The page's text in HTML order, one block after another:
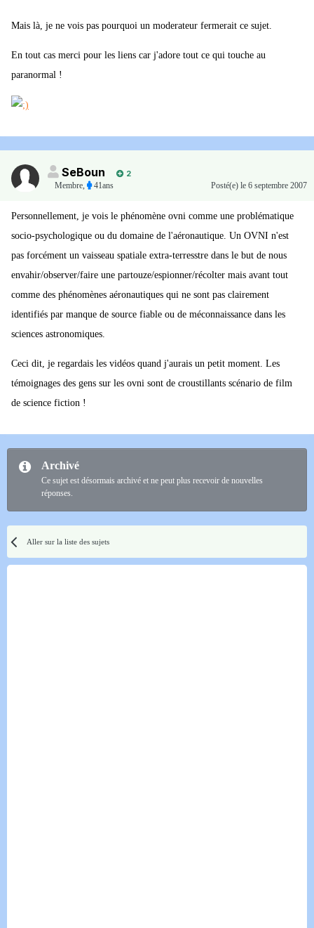
Mais là, je ne vois pas pourquoi un moderateur fermerait ce sujet.
En tout cas merci pour les liens car j'adore tout ce qui touche au
paranormal !
SeBoun
2
Membre, 41ans Posté(e) le 6 septembre 2007
Personnellement, je vois le phénomène ovni comme une problématique
socio-psychologique ou du domaine de l'aéronautique. Un OVNI n'est
pas forcément un vaisseau spatiale extra-terresstre dans le but de nous
envahir/observer/faire une partouze/espionner/récolter mais avant tout
comme des phénomènes aéronautiques qui ne sont pas clairement
identifiés par manque de source fiable ou de méconnaissance dans les
sciences astronomiques.
Ceci dit, je regardais les vidéos quand j'aurais un petit moment. Les
témoignages des gens sur les ovni sont de croustillants scénario de film
de science fiction !
Archivé
Ce sujet est désormais archivé et ne peut plus recevoir de nouvelles
réponses.
Aller sur la liste des sujets